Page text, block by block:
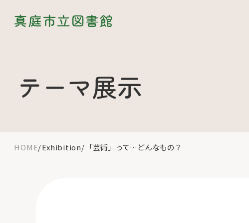
真庭市立図書館
テーマ展示
HOME Exhibition 「芸術」って…どんなもの？